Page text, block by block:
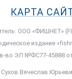
КАРТА
ООО «ФИШНЕТ»
издание
во ЭЛ №ФС77-45888 от
Вячеслав